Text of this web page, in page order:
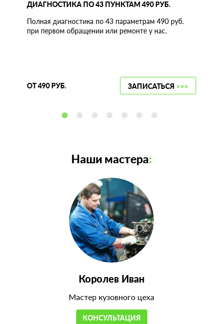
ДИАГНОСТИКА ПО 43 ПУНКТАМ 490 РУБ.
Полная диагностика по 43 параметрам 490 руб.
при первом обращении или ремонте у нас.
ОТ 490 РУБ. ЗАПИСАТЬСЯ >>>
Наши мастера:
Королев Иван
Мастер кузовного цеха
КОНСУЛЬТАЦИЯ